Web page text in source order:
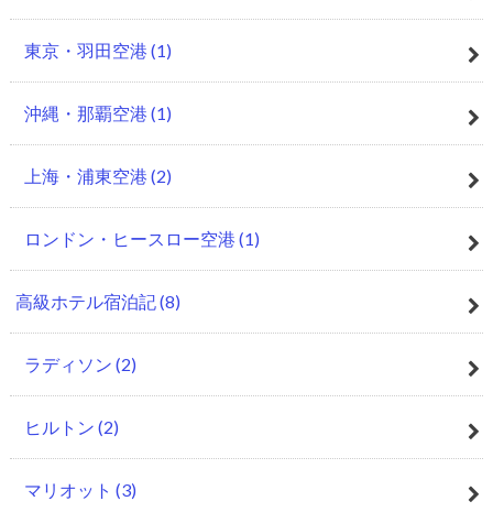
東京・羽田空港 (1)
沖縄・那覇空港 (1)
上海・浦東空港 (2)
ロンドン・ヒースロー空港 (1)
高級ホテル宿泊記(8)
ラディソン (2)
ヒルトン (2)
マリオット (3)